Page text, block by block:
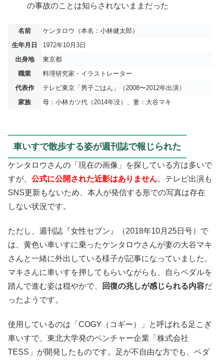
の事故のことは知らされないままだった
名前
ケンタロウ（本名：小林健太郎）
生年月日
1972年10月3日
出身地
東京都
職業
料理研究家・イラストレーター
代表作
テレビ東京「男子ごはん」（2008〜2012年出演）
家族
母：小林カツ代（2014年没）、妻：大谷マキ
車いすで散歩する姿が週刊誌で報じられた
ケンタロウさんの「現在の画像」を探している方は多いで
すが、 公式に公開された近影はありません。テレビ出演も
SNS更新もないため、本人が発信する形での写真は存在
しない状況です。
ただし、週刊誌『女性セブン』（2018年10月25日号）で
は、黄色い車いすに乗ったケンタロウさんが妻の大谷マキ
さんと一緒に外出している様子が記事になっていました。
マキさんに車いすを押してもらいながらも、自らペダルを
踏んで進む姿は穏やかで、
回復の兆しが感じられる内容だ
ったようです。
使用しているのは「COGY（コギー）」と呼ばれる足こぎ
車いすで、東北大学発のベンチャー企業「株式会社
TESS」が開発したものです。足が不自由な方でも、ペダ